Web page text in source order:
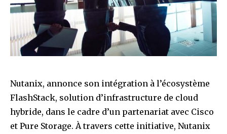
Nutanix, annonce son intégration à l’écosystème
FlashStack, solution d’infrastructure de cloud
hybride, dans le cadre d’un partenariat avec Cisco
et Pure Storage. À travers cette initiative, Nutanix